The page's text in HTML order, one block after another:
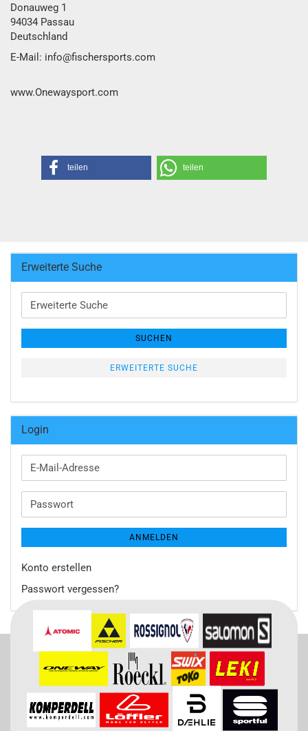
Donauweg 1
94034 Passau
Deutschland
E-Mail: info@fischersports.com
www.Onewaysport.com
teilen teilen
Erweiterte Suche
Erweiterte
Suche
SUCHEN
ERWEITERTE SUCHE
Login
E-
Mail-
Passwort
ANMELDEN
Konto erstellen
Passwort vergessen?